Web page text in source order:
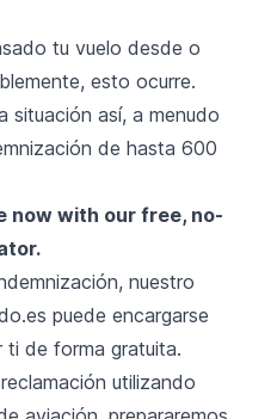
tu vuelo desde o
esto ocurre.
situación así, a menudo
de hasta 600
now with our free, no-
nuestro
puede encargarse
de forma gratuita.
utilizando